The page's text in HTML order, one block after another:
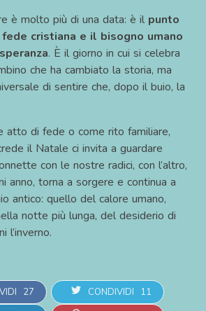
è molto più di una data: è il punto
cristiana e il bisogno umano
. È il giorno in cui si celebra
che ha cambiato la storia, ma
di sentire che, dopo il buio, la
atto di fede o come rito familiare,
il Natale ci invita a guardare
con le nostre radici, con l’altro,
anno, torna a sorgere e continua a
antico: quello del calore umano,
notte più lunga, del desiderio di
l’inverno.
27 CONDIVIDI 11